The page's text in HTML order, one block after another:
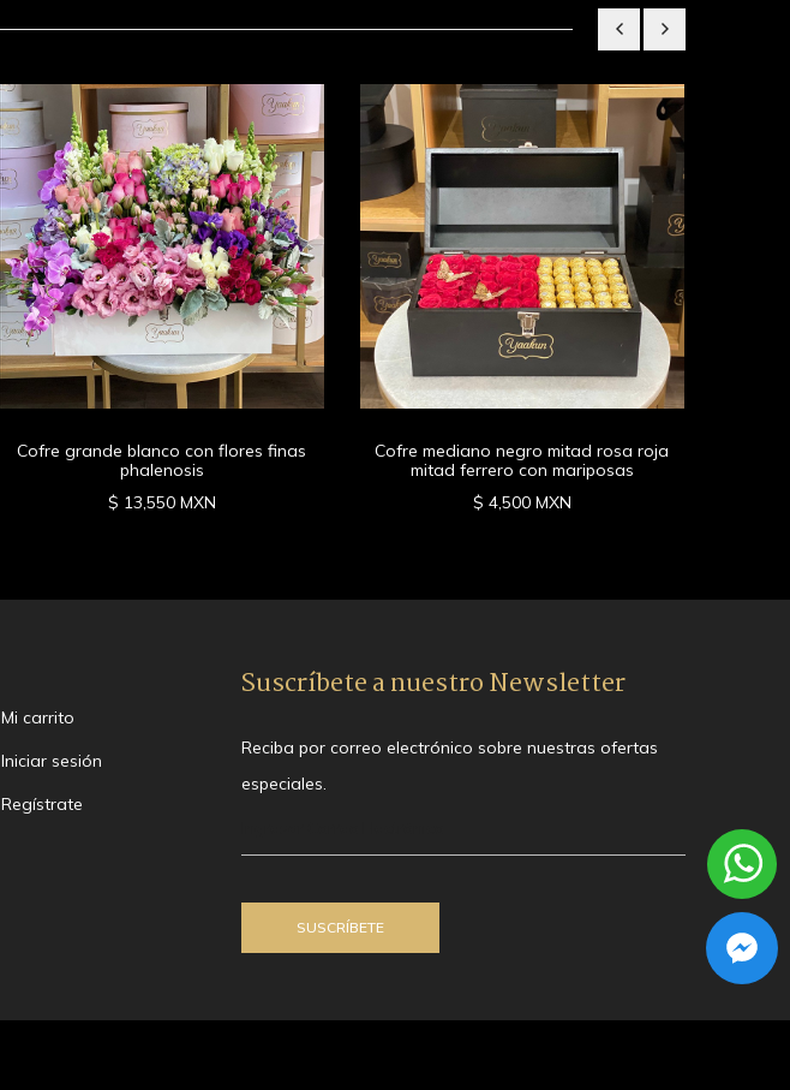
Cofre grande blanco con flores finas
phalenosis
$ 13,550 MXN
Cofre mediano negro mitad rosa roja
mitad ferrero con mariposas
$ 4,500 MXN
Mi carrito
Iniciar sesión
Regístrate
Suscríbete a nuestro Newsletter
Reciba por correo electrónico sobre nuestras ofertas
especiales.